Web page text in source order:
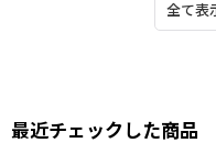
全て表
最近チェックした商品